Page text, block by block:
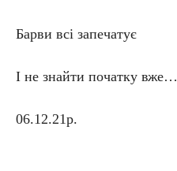
Барви всі запечатує
І не знайти початку вже…
06.12.21р.